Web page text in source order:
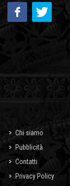
Chi siamo
Pubblicità
Contatti
Privacy Policy